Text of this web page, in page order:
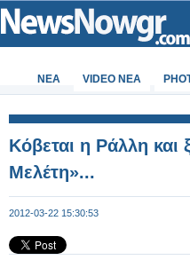
ΝΕΑ VIDEO NEA
Κόβεται η Ράλλη και
Μελέτη»...
2012-03-22 15:30:53